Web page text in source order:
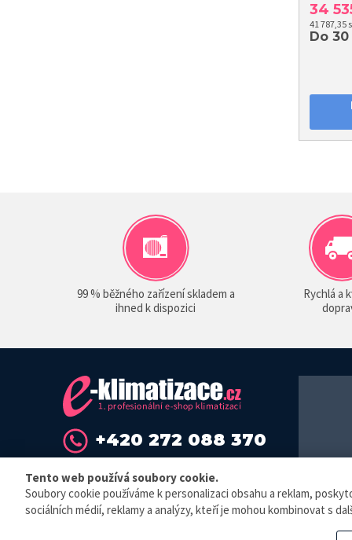
34
41 787,35
Do
99 % běžného zařízení skladem a
ihned k dispozici
Rychlá a
+420 272 088 370
© E-
zaevidovat
Tento web používá soubory cookie.
Soubory cookie používáme k personalizaci obsahu a reklam,
sociálních médií, reklamy a analýzy, kteří je mohou kombinovat s